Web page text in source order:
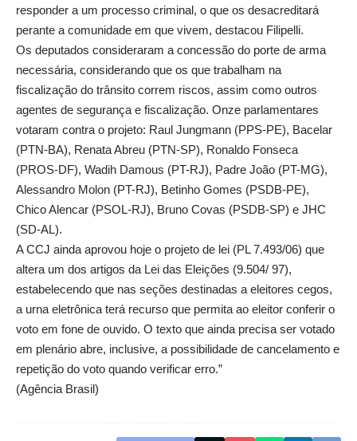
responder a um processo criminal, o que os desacreditará
perante a comunidade em que vivem, destacou Filipelli.
Os deputados consideraram a concessão do porte de arma
necessária, considerando que os que trabalham na
fiscalização do trânsito correm riscos, assim como outros
agentes de segurança e fiscalização. Onze parlamentares
votaram contra o projeto: Raul Jungmann (PPS-PE), Bacelar
(PTN-BA), Renata Abreu (PTN-SP), Ronaldo Fonseca
(PROS-DF), Wadih Damous (PT-RJ), Padre João (PT-MG),
Alessandro Molon (PT-RJ), Betinho Gomes (PSDB-PE),
Chico Alencar (PSOL-RJ), Bruno Covas (PSDB-SP) e JHC
(SD-AL).
A CCJ ainda aprovou hoje o projeto de lei (PL 7.493/06) que
altera um dos artigos da Lei das Eleições (9.504/ 97),
estabelecendo que nas seções destinadas a eleitores cegos,
a urna eletrônica terá recurso que permita ao eleitor conferir o
voto em fone de ouvido. O texto que ainda precisa ser votado
em plenário abre, inclusive, a possibilidade de cancelamento e
repetição do voto quando verificar erro.”
(Agência Brasil)